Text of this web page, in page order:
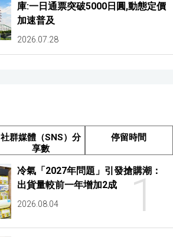
庫:一日通票突破5000日圓,動態定價
加速普及
2026.07.28
社群媒體（SNS）分
享數
停留時間
1
冷氣「2027年問題」引發搶購潮：
出貨量較前一年增加2成
2026.08.04